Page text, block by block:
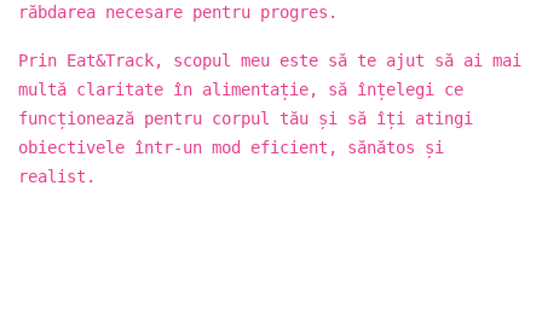
răbdarea necesare pentru progres.
Prin Eat&Track, scopul meu este să te ajut să ai mai
multă claritate în alimentație, să înțelegi ce
funcționează pentru corpul tău și să îți atingi
obiectivele într-un mod eficient, sănătos și
realist.